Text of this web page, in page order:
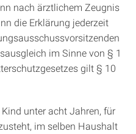
nach ärztlichem Zeugnis
die Erklärung jederzeit
im Sinne von § 1
gilt § 10
unter acht Jahren, für
im selben Haushalt